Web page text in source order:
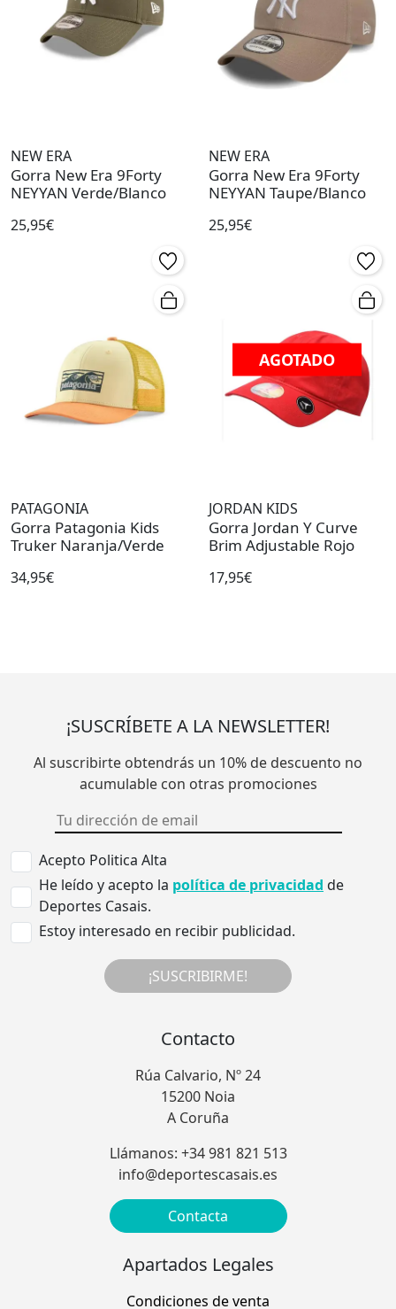
NEW ERA
Gorra New Era 9Forty
NEYYAN Verde/Blanco
25,95€
NEW ERA
Gorra New Era 9Forty
NEYYAN Taupe/Blanco
25,95€
PATAGONIA
Gorra Patagonia Kids
Truker Naranja/Verde
34,95€
AGOTADO
JORDAN KIDS
Gorra Jordan Y Curve
Brim Adjustable Rojo
17,95€
¡SUSCRÍBETE A LA NEWSLETTER!
Al suscribirte obtendrás un 10% de descuento no
acumulable con otras promociones
Acepto Politica Alta
He leído y acepto la política de privacidad de
Deportes Casais.
Estoy interesado en recibir publicidad.
¡SUSCRIBIRME!
Contacto
Rúa Calvario, Nº 24
15200 Noia
A Coruña
Llámanos: +34 981 821 513
info@deportescasais.es
Contacta
Apartados Legales
Condiciones de venta